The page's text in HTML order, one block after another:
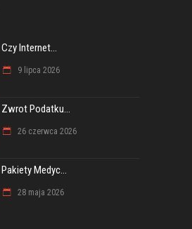
Czy Internet...
9 lipca 2026
Zwrot Podatku...
26 czerwca 2026
Pakiety Medyc...
28 maja 2026